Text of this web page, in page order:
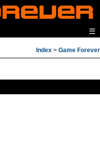
☰
Index > Game Forever